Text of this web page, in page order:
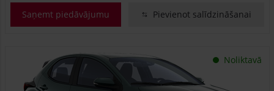
Saņemt piedāvājumu Pievienot salīdzināšanai
Noliktavā